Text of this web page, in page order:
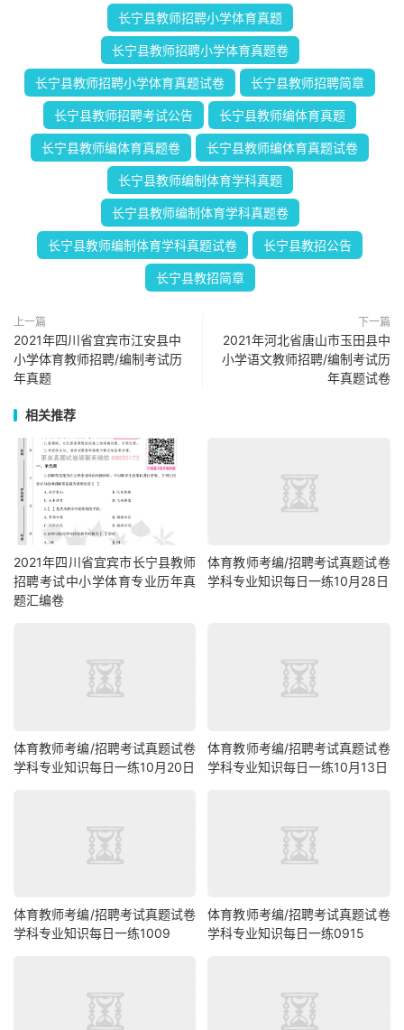
长宁县教师招聘小学体育真题
长宁县教师招聘小学体育真题卷
长宁县教师招聘小学体育真题试卷 长宁县教师招聘简章
长宁县教师招聘考试公告 长宁县教师编体育真题
长宁县教师编体育真题卷 长宁县教师编体育真题试卷
长宁县教师编制体育学科真题
长宁县教师编制体育学科真题卷
长宁县教师编制体育学科真题试卷 长宁县教招公告
长宁县教招简章
上一篇
2021年四川省宜宾市江安县中
小学体育教师招聘/编制考试历
年真题
下一篇
2021年河北省唐山市玉田县中
小学语文教师招聘/编制考试历
年真题试卷
相关推荐
2021年四川省宜宾市长宁县教师
招聘考试中小学体育专业历年真
题汇编卷
体育教师考编/招聘考试真题试卷
学科专业知识每日一练10月28日
体育教师考编/招聘考试真题试卷
学科专业知识每日一练10月20日
体育教师考编/招聘考试真题试卷
学科专业知识每日一练10月13日
体育教师考编/招聘考试真题试卷
学科专业知识每日一练1009
体育教师考编/招聘考试真题试卷
学科专业知识每日一练0915